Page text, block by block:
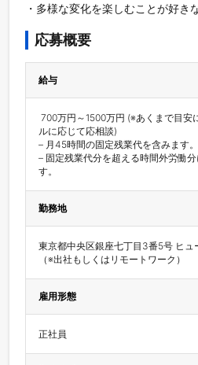
・多様な変化を楽しむことが好き
応募概要
給与
ルに応じて応相談)
– 月45時間の固定残業代を含みます。
– 固定残業代分を超える時間外労働
す。
勤務地
東京都中央区銀座七丁目3番5号 ヒ
（※出社もしくはリモートワーク）
雇用形態
正社員